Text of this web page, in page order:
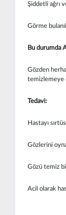
Şiddetli ağrı
Görme
Bu durumda
Gözden
temizlemeye
Tedavi:
Hastayı
Gözlerini
Gözü temiz
Acil olarak